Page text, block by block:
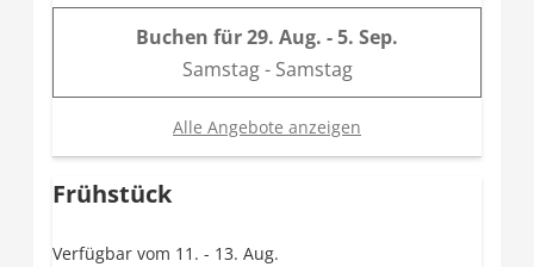
Buchen für29. Aug. - 5. Sep.
Samstag - Samstag
Alle Angebote anzeigen
Frühstück
Verfügbar vom 11. - 13. Aug.